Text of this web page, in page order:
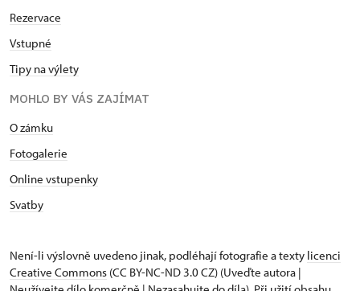
Rezervace
Vstupné
Tipy na výlety
MOHLO BY VÁS ZAJÍMAT
O zámku
Fotogalerie
Online vstupenky
Svatby
Není-li výslovně uvedeno jinak, podléhají fotografie a texty licenci
Creative Commons (CC BY-NC-ND 3.0 CZ) (Uveďte autora |